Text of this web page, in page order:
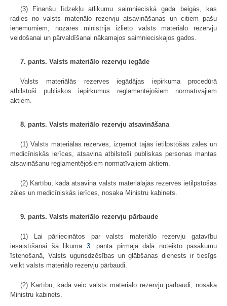
(3) Finanšu līdzekļu atlikumu saimnieciskā gada beigās, kas
radies no valsts materiālo rezervju atsavināšanas un citiem pašu
ieņēmumiem, nozares ministrija izlieto valsts materiālo rezervju
veidošanai un pārvaldīšanai nākamajos saimnieciskajos gados.
7. pants. Valsts materiālo rezervju iegāde
Valsts materiālās rezerves iegādājas iepirkuma procedūrā
atbilstoši publiskos iepirkumus reglamentējošiem normatīvajiem
aktiem.
8. pants. Valsts materiālo rezervju atsavināšana
(1) Valsts materiālās rezerves, izņemot tajās ietilpstošās zāles un
medicīniskās ierīces, atsavina atbilstoši publiskas personas mantas
atsavināšanu reglamentējošiem normatīvajiem aktiem.
(2) Kārtību, kādā atsavina valsts materiālajās rezervēs ietilpstošās
zāles un medicīniskās ierīces, nosaka Ministru kabinets.
9. pants. Valsts materiālo rezervju pārbaude
(1) Lai pārliecinātos par valsts materiālo rezervju gatavību
iesaistīšanai šā likuma 3.
panta pirmajā daļā noteikto pasākumu
īstenošanā, Valsts ugunsdzēsības un glābšanas dienests ir tiesīgs
veikt valsts materiālo rezervju pārbaudi.
(2) Kārtību, kādā veic valsts materiālo rezervju pārbaudi, nosaka
Ministru kabinets.